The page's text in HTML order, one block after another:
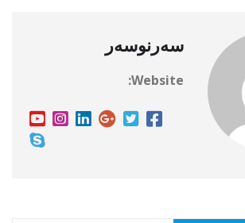
سەرنوسەر
Website: